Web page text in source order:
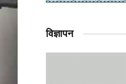
विज्ञापन